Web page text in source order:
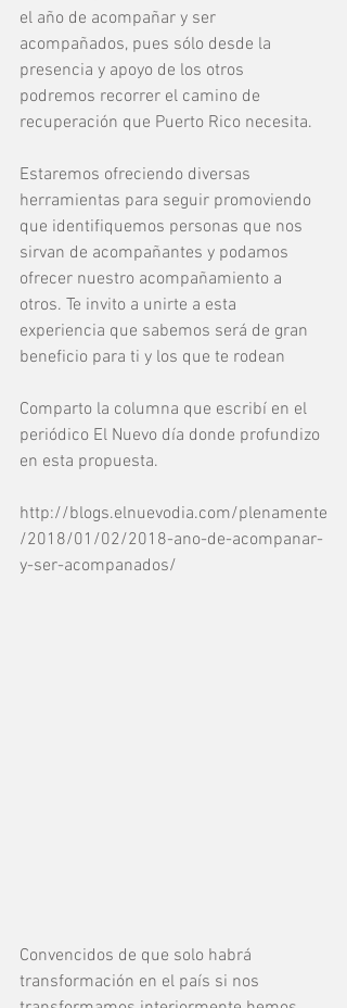
el año de acompañar y ser
acompañados, pues sólo desde la
presencia y apoyo de los otros
podremos recorrer el camino de
recuperación que Puerto Rico necesita.
Estaremos ofreciendo diversas
herramientas para seguir promoviendo
que identifiquemos personas que nos
sirvan de acompañantes y podamos
ofrecer nuestro acompañamiento a
otros. Te invito a unirte a esta
experiencia que sabemos será de gran
beneficio para ti y los que te rodean
Comparto la columna que escribí en el
periódico El Nuevo día donde profundizo
en esta propuesta.
http://blogs.elnuevodia.com/plenamente
/2018/01/02/2018-ano-de-acompanar-
y-ser-acompanados/
Convencidos de que solo habrá
transformación en el país si nos